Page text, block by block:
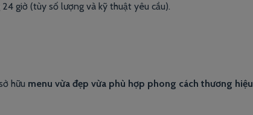
giờ (tùy số lượng và kỹ thuật yêu cầu).
hữu menu vừa đẹp vừa phù hợp phong cách thương hiệu